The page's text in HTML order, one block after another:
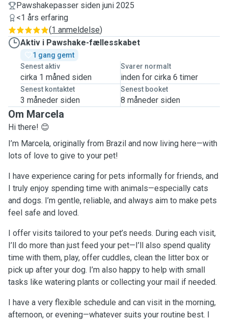
Pawshakepasser siden juni 2025
<1 års erfaring
(1 anmeldelse)
Aktiv i Pawshake-fællesskabet
1 gang gemt
Senest aktiv
cirka 1 måned siden
Svarer normalt
inden for cirka 6 timer
Senest kontaktet
3 måneder siden
Senest booket
8 måneder siden
Om Marcela
Hi there! 😊
I’m Marcela, originally from Brazil and now living here—with
lots of love to give to your pet!
I have experience caring for pets informally for friends, and
I truly enjoy spending time with animals—especially cats
and dogs. I’m gentle, reliable, and always aim to make pets
feel safe and loved.
I offer visits tailored to your pet’s needs. During each visit,
I’ll do more than just feed your pet—I’ll also spend quality
time with them, play, offer cuddles, clean the litter box or
pick up after your dog. I’m also happy to help with small
tasks like watering plants or collecting your mail if needed.
I have a very flexible schedule and can visit in the morning,
afternoon, or evening—whatever suits your routine best. I